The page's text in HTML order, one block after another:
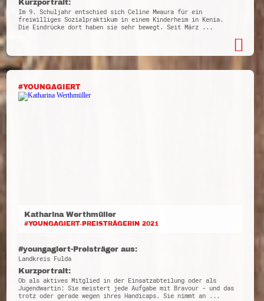
Kurzportrait:
Im 9. Schuljahr entschied sich Celine Mwaura für ein
freiwilliges Sozialpraktikum in einem Kinderheim in Kenia.
Die Eindrücke dort haben sie sehr bewegt. Seit März ...
#YOUNGAGIERT
Katharina Werthmüller
#YOUNGAGIERT-PREISTRÄGERIN 2021
#youngagiert-Preisträger aus:
Landkreis Fulda
Kurzportrait:
Ob als aktives Mitglied in der Einsatzabteilung oder als
Jugendwartin: Sie meistert jede Aufgabe mit Bravour - und das
trotz oder gerade wegen ihres Handicaps. Sie nimmt an ...